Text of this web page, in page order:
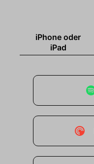
iPhone oder
iPad